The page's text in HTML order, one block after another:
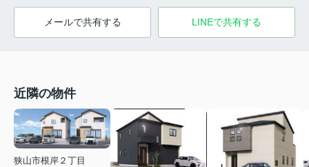
メールで共有する LINEで共有する
近隣の物件
狭山市根岸２丁目